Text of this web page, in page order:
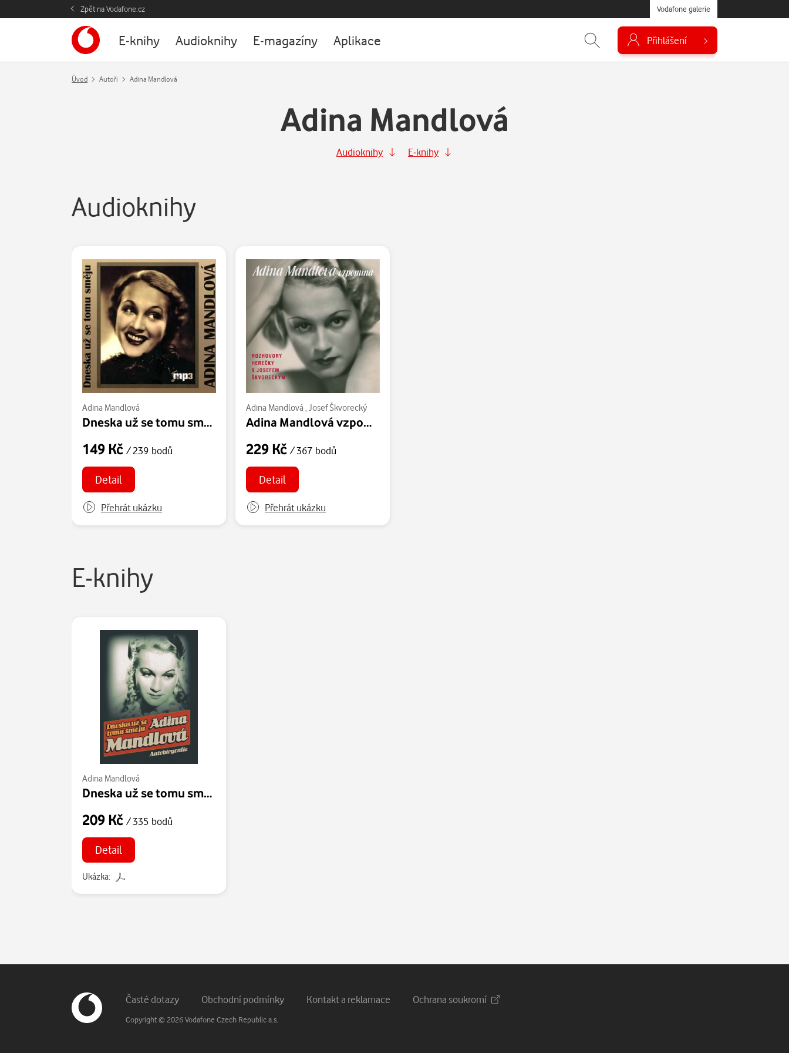
Zpět na Vodafone.cz Vodafone galerie
E-knihy Audioknihy E-magazíny Aplikace Přihlášení
Úvod Autoři Adina Mandlová
Adina Mandlová
Audioknihy E-knihy
Audioknihy
Adina Mandlová
Dneska už se tomu směju
149 Kč / 239 bodů
Detail
Přehrát ukázku
Adina Mandlová , Josef Škvorecký
Adina Mandlová vzpomíná
229 Kč / 367 bodů
Detail
Přehrát ukázku
E-knihy
Adina Mandlová
Dneska už se tomu směju
209 Kč / 335 bodů
Detail
Ukázka:
Patička webu
Vedlejší navigace
Časté dotazy Obchodní podmínky Kontakt a reklamace Ochrana soukromí
Copyright © 2026 Vodafone Czech Republic a.s.